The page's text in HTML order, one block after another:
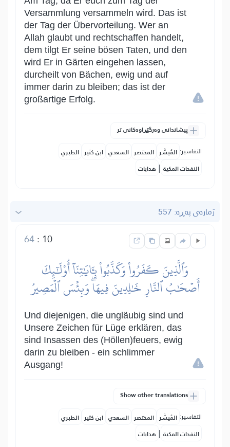
Versammlung versammeln wird. Das ist
der Tag der Übervorteilung. Wer an
Allah glaubt und rechtschaffen handelt,
dem tilgt Er seine bösen Taten, und den
wird Er in Gärten eingehen lassen,
durcheilt von Bächen, ewig und auf
immer darin zu bleiben; das ist der
großartige Erfolg.
پیشاندانی وەرگێڕاوەکانی تر
التفاسير: المُيسَّر المختصر السعدي ابن كثير الطبري
النفحات المكية | هدايات
ژمارەی پەڕە: 557
10
:
64
وَٱلَّذِينَ كَفَرُواْ وَكَذَّبُواْ بِـَٔايَٰتِنَآ أُوْلَٰٓئِكَ
أَصۡحَٰبُ ٱلنَّارِ خَٰلِدِينَ فِيهَاۖ وَبِئۡسَ ٱلۡمَصِيرُ
Und diejenigen, die ungläubig sind und
Unsere Zeichen für Lüge erklären, das
sind Insassen des (Höllen)feuers, ewig
darin zu bleiben - ein schlimmer
Ausgang!
Show other translations
التفاسير: المُيسَّر المختصر السعدي ابن كثير الطبري
النفحات المكية | هدايات